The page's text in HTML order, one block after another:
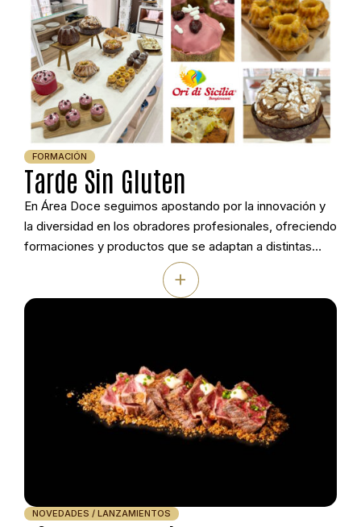
Tarde Sin Gluten
FORMACIÓN
En Área Doce seguimos apostando por la innovación y
la diversidad en los obradores profesionales, ofreciendo
formaciones y productos que se adaptan a distintas
necesidades alimentarias sin renunciar a la calidad ni a la
creatividad.. Por eso hemos contado con Ori di Sicilia,
una firma italiana con más de 40 años de experiencia y
+
NOVEDADES / LANZAMIENTOS